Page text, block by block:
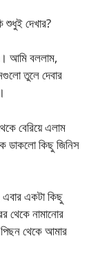
দেখার?
আমি বললাম,
তুলে দেবার
বেরিয়ে এলাম
ডাকলো কিছু জিনিস
একটা কিছু
থেকে নামানোর
থেকে আমার